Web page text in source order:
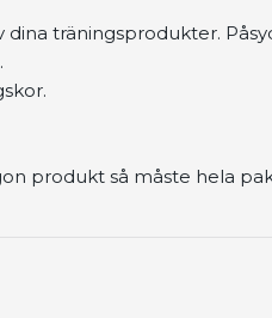
dina träningsprodukter.
produkt så måste hela